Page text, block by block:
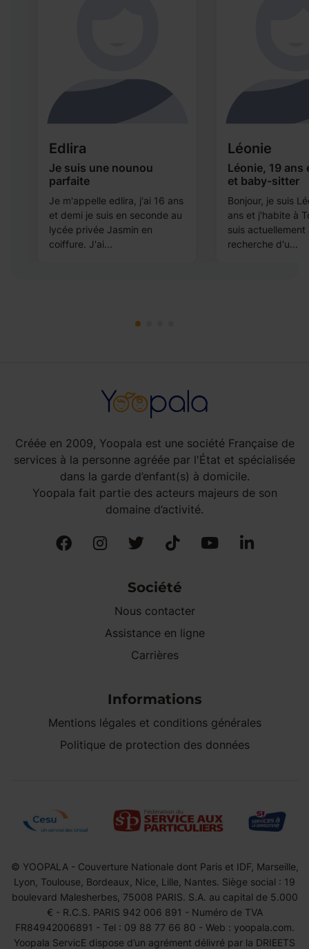
Edlira
Je suis une nounou
parfaite
Je m'appelle edlira, j'ai 16 ans
et demi je suis en seconde au
lycée privée Jasmin en
coiffure. J'ai...
Léonie
Léonie, 19 ans
et baby-sitter
Bonjour, je suis
ans et j'habite à
suis actuellement
recherche d'u...
Créée en 2009, Yoopala est une société Française de
services à la personne agréée par l'État et spécialisée
dans la garde d’enfant(s) à domicile.
Yoopala fait partie des acteurs majeurs de son
domaine d’activité.
Société
Nous contacter
Assistance en ligne
Carrières
Informations
Mentions légales et conditions générales
Politique de protection des données
© YOOPALA - Couverture Nationale dont Paris et IDF, Marseille,
Lyon, Toulouse, Bordeaux, Nice, Lille, Nantes. Siège social : 19
boulevard Malesherbes, 75008 PARIS. S.A. au capital de 5.000
€ - R.C.S. PARIS 942 006 891 - Numéro de TVA
FR84942006891 - Tel : 09 88 77 66 80 - Web : yoopala.com.
Yoopala ServicE dispose d’un agrément délivré par la DRIEETS